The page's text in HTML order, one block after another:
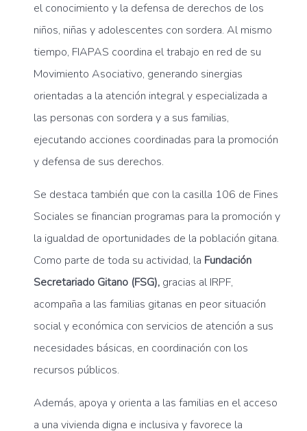
el conocimiento y la defensa de derechos de los
niños, niñas y adolescentes con sordera. Al mismo
tiempo, FIAPAS coordina el trabajo en red de su
Movimiento Asociativo, generando sinergias
orientadas a la atención integral y especializada a
las personas con sordera y a sus familias,
ejecutando acciones coordinadas para la promoción
y defensa de sus derechos.
Se destaca también que con la casilla 106 de Fines
Sociales se financian programas para la promoción y
la igualdad de oportunidades de la población gitana.
Como parte de toda su actividad, la Fundación
Secretariado Gitano (FSG), gracias al IRPF,
acompaña a las familias gitanas en peor situación
social y económica con servicios de atención a sus
necesidades básicas, en coordinación con los
recursos públicos.
Además, apoya y orienta a las familias en el acceso
a una vivienda digna e inclusiva y favorece la